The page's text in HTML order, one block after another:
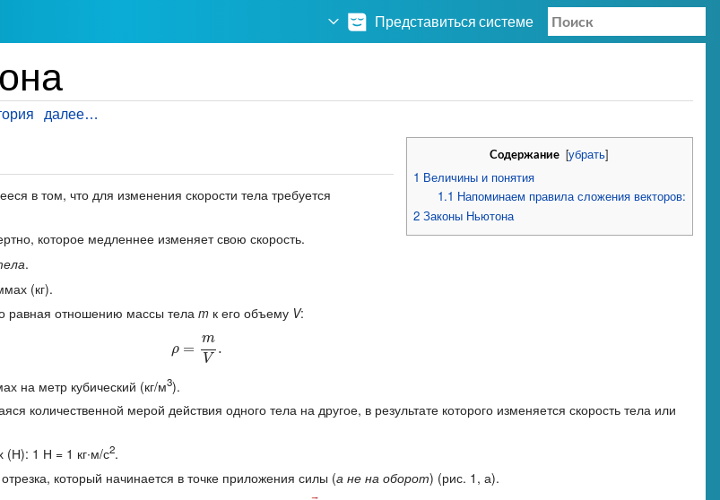
Представиться системе
далее…
Содержание [убрать]
1 Величины и понятия
1.1 Напоминаем правила сложения векторов:
2 Законы Ньютона
в том, что для изменения скорости тела требуется
которое медленнее изменяет свою скорость.
.
(кг).
равная отношению массы тела m к его объему V:
ρ =
m
V
.
ρ=mV.
на метр кубический (кг/м3).
количественной мерой действия одного тела на другое, в результате которого изменяется скорость тела или
(Н): 1 Н = 1 кг∙м/с2.
который начинается в точке приложения силы (а не на оборот) (рис. 1, а).